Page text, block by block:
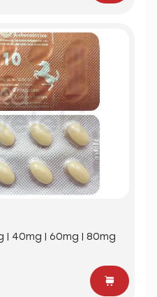
| 40mg | 60mg | 80mg